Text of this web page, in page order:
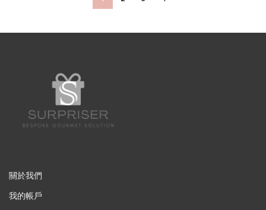
關於我們
我的帳戶